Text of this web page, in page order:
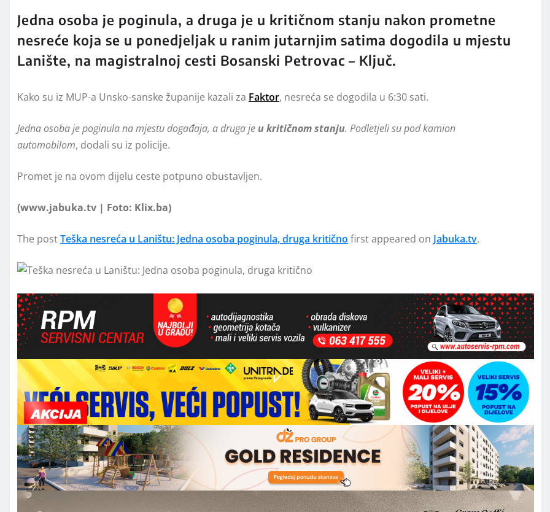
Jedna osoba je poginula, a druga je u kritičnom stanju nakon prometne
nesreće koja se u ponedjeljak u ranim jutarnjim satima dogodila u mjestu
Lanište, na magistralnoj cesti Bosanski Petrovac – Ključ.
Kako su iz MUP-a Unsko-sanske županije kazali za Faktor, nesreća se dogodila u 6:30 sati.
Jedna osoba je poginula na mjestu događaja, a druga je u kritičnom stanju. Podletjeli su pod kamion
automobilom, dodali su iz policije.
Promet je na ovom dijelu ceste potpuno obustavljen.
(www.jabuka.tv | Foto: Klix.ba)
The postTeška nesreća u Laništu: Jedna osoba poginula, druga kritično first appeared on Jabuka.tv.